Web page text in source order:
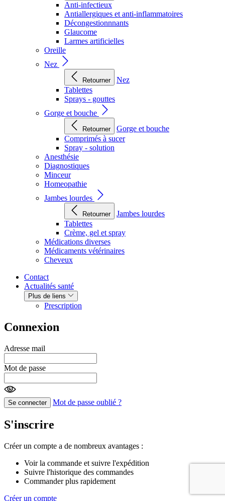
Anti-infectieux
Antiallergiques et anti-inflammatoires
Décongestionnnants
Glaucome
Larmes artificielles
Oreille
Nez
Retourner
Nez
Tablettes
Sprays - gouttes
Gorge et bouche
Retourner
Gorge et bouche
Comprimés à sucer
Spray - solution
Anesthésie
Diagnostiques
Minceur
Homeopathie
Jambes lourdes
Retourner
Jambes lourdes
Tablettes
Crème, gel et spray
Médications diverses
Médicaments vétérinaires
Cheveux
Contact
Actualités santé
Plus de liens
Prescription
Connexion
Adresse mail
Mot de passe
Se connecter Mot de passe oublié ?
S'inscrire
Créer un compte a de nombreux avantages :
Voir la commande et suivre l'expédition
Suivre l'historique des commandes
Commander plus rapidement
Créer un compte